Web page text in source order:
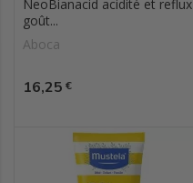
NeoBianacid acidité et reflux
goût...
Aboca
Prix
16,25 €